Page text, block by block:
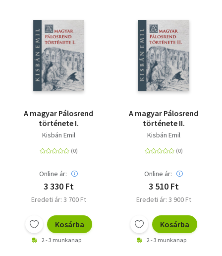
A magyar Pálosrend
története I.
Kisbán Emil
Online ár:
3 330 Ft
Eredeti ár: 3 700 Ft
Kosárba
2 - 3 munkanap
A magyar Pálosrend
története II.
Kisbán Emil
Online ár:
3 510 Ft
Eredeti ár: 3 900 Ft
Kosárba
2 - 3 munkanap